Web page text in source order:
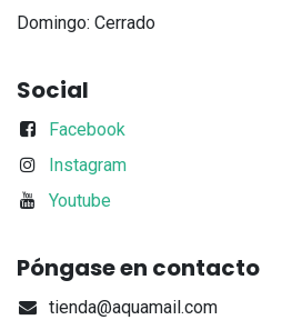
Domingo: Cerrado
Social
Facebook
Instagram
Youtube
Póngase en contacto
tienda@aquamail.com